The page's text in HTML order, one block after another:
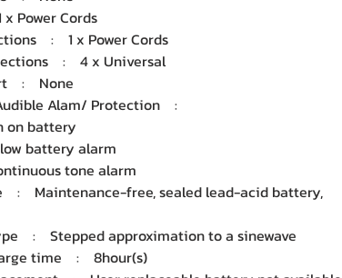
Power Cords
: 1 x Power Cords
: 4 x Universal
: None
Alam/ Protection :
on battery
battery alarm
tone alarm
: Maintenance-free, sealed lead-acid battery,
: Stepped approximation to a sinewave
time : 8hour(s)